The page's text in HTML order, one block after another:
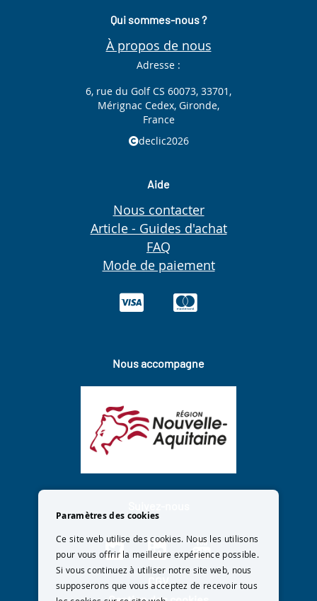
Qui sommes-nous ?
À propos de nous
Adresse :
6, rue du Golf CS 60073, 33701,
Mérignac Cedex, Gironde,
France
declic2026
Aide
Nous contacter
Article - Guides d'achat
FAQ
Mode de paiement
Nous accompagne
CGV
Paramètres des cookies
Ce site web utilise des cookies. Nous les utilisons
pour vous offrir la meilleure expérience possible.
Si vous continuez à utiliser notre site web, nous
supposerons que vous acceptez de recevoir tous